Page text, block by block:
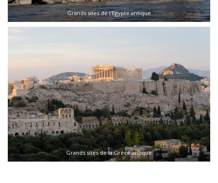
Grands sites de l'Egypte antique
Grands sites de la Grèce antique